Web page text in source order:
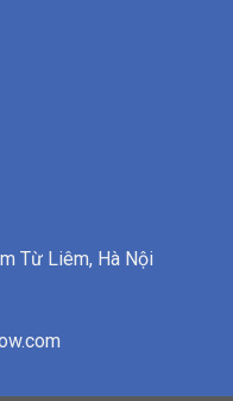
Từ Liêm, Hà Nội